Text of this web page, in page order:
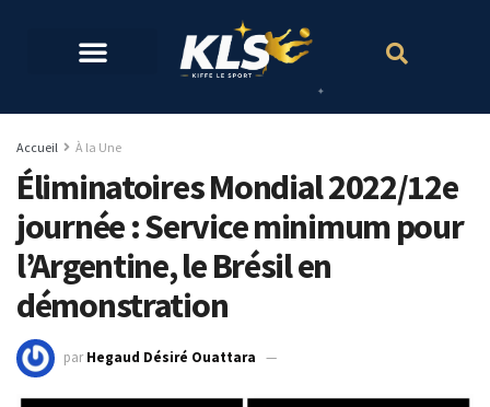
Accueil À la Une
Éliminatoires Mondial 2022/12e
journée : Service minimum pour
l’Argentine, le Brésil en
démonstration
par Hegaud Désiré Ouattara